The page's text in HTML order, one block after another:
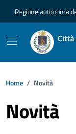
Regione autonoma
Città
Home Novità
Novità